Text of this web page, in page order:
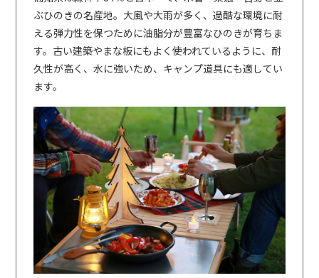
ぶひのきの名産地。大風や大雨が多く、過酷な環境に耐
える弾力性を保つために油脂分が豊富なひのきが育ちま
す。古い建築やまな板にもよく使われているように、耐
久性が高く、水に強いため、キャンプ道具にも適してい
ます。